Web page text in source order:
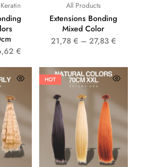
€
All Products
Extensions Bonding
Mixed Color
21,78 € – 27,83 €
HOT